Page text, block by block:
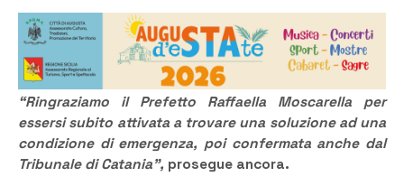
“Ringraziamo il Prefetto Raffaella Moscarella per
essersi subito attivata a trovare una soluzione ad una
condizione di emergenza, poi confermata anche dal
Tribunale di Catania”, prosegue ancora.